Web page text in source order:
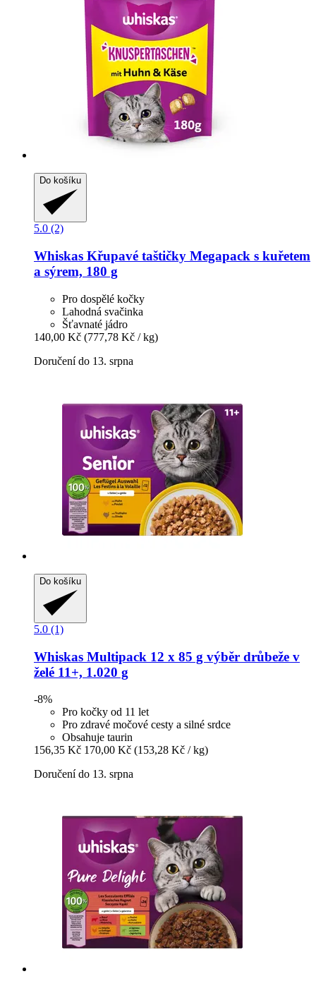
Do košíku
5.0 (2)
Whiskas Křupavé taštičky Megapack s kuřetem
a sýrem, 180 g
Pro dospělé kočky
Lahodná svačinka
Šťavnaté jádro
140,00 Kč (777,78 Kč / kg)
Doručení do 13. srpna
Do košíku
5.0 (1)
Whiskas Multipack 12 x 85 g výběr drůbeže v
želé 11+, 1.020 g
-8%
Pro kočky od 11 let
Pro zdravé močové cesty a silné srdce
Obsahuje taurin
156,35 Kč 170,00 Kč (153,28 Kč / kg)
Doručení do 13. srpna